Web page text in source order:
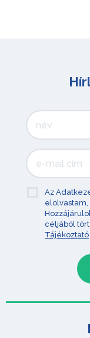
Az
céljából
Tájékoztató